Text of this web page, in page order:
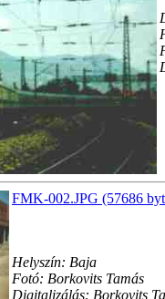
FMK-002.JPG (57686
Helyszín: Baja
Fotó: Borkovits Tamás
Digitalizálás: Borkovits